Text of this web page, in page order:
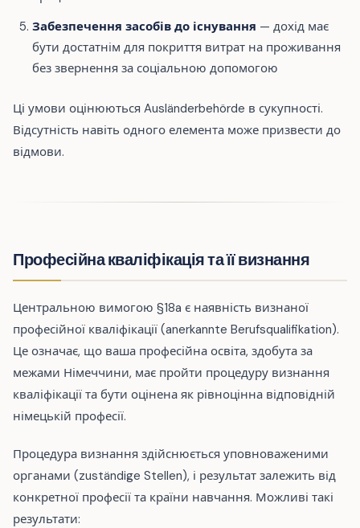
Забезпечення засобів до існування — дохід має
бути достатнім для покриття витрат на проживання
без звернення за соціальною допомогою
Ці умови оцінюються Ausländerbehörde в сукупності.
Відсутність навіть одного елемента може призвести до
відмови.
Професійна кваліфікація та її визнання
Центральною вимогою §18a є наявність визнаної
професійної кваліфікації (anerkannte Berufsqualifikation).
Це означає, що ваша професійна освіта, здобута за
межами Німеччини, має пройти процедуру визнання
кваліфікації та бути оцінена як рівноцінна відповідній
німецькій професії.
Процедура визнання здійснюється уповноваженими
органами (zuständige Stellen), і результат залежить від
конкретної професії та країни навчання. Можливі такі
результати: